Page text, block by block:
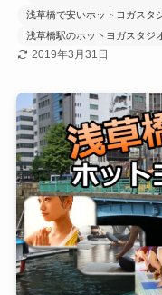
浅草橋で安いホットヨガスタ
浅草橋駅のホットヨガスタジ
2019年3月31日